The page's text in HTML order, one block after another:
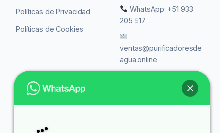
Políticas de Privacidad
Políticas de Cookies
WhatsApp: +51 933
205 517
ventas@purificadoresde
agua.online